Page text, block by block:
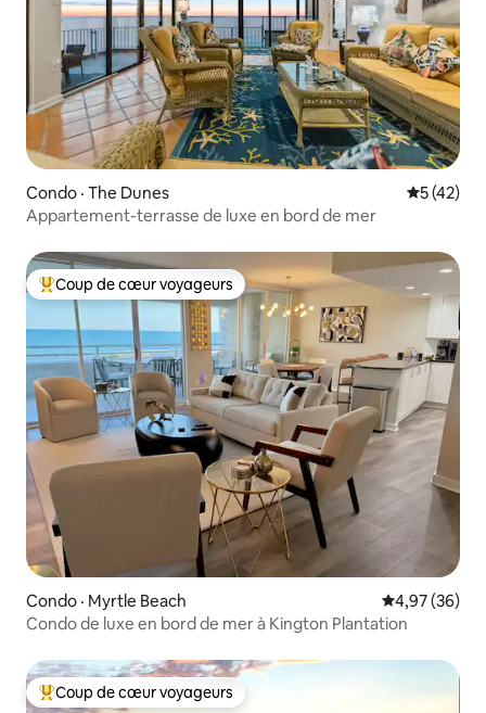
Condo · The Dunes Note
5 (42)
Appartement-terrasse de luxe en bord de mer
Coup de cœur voyageurs parmi les plus aimés
Coup de cœur voyageurs
Condo · Myrtle Beach Note
4,97 (36)
Condo de luxe en bord de mer à Kington Plantation
Coup de cœur voyageurs parmi les plus aimés
Coup de cœur voyageurs